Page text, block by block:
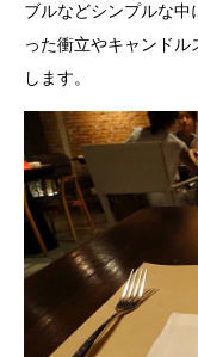
ブルなどシンプルな中
った衝立やキャンドル
します。